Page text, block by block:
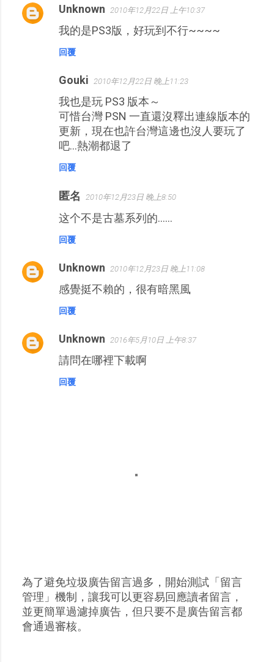
Unknown 2010年12月22日 上午10:37
我的是PS3版，好玩到不行~~~~
回覆
Gouki 2010年12月22日 晚上11:23
我也是玩 PS3 版本～
可惜台灣 PSN 一直還沒釋出連線版本的
更新，現在也許台灣這邊也沒人要玩了
吧…熱潮都退了
回覆
匿名 2010年12月23日 晚上8:50
这个不是古墓系列的……
回覆
Unknown 2010年12月23日 晚上11:08
感覺挺不賴的，很有暗黑風
回覆
Unknown 2016年5月10日 上午8:37
請問在哪裡下載啊
回覆
張
貼
留
為了避免垃圾廣告留言過多，開始測試「留言
管理」機制，讓我可以更容易回應讀者留言，
並更簡單過濾掉廣告，但只要不是廣告留言都
會通過審核。